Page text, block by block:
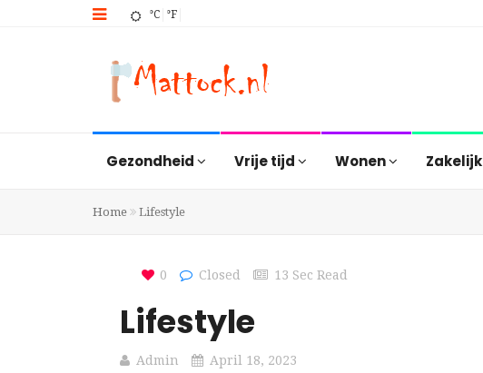
°C °F
Gezondheid Vrije tijd Wonen Zakelijk
Home Lifestyle
0 Closed 13 Sec Read
Lifestyle
Admin April 18, 2023